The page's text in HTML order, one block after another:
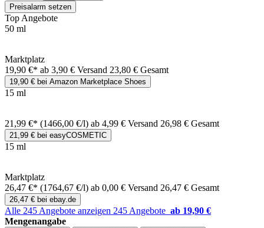
Preisalarm setzen
Top Angebote
50 ml
Marktplatz
19,90 €* ab 3,90 € Versand 23,80 € Gesamt
19,90 € bei Amazon Marketplace Shoes
15 ml
21,99 €* (1466,00 €/l) ab 4,99 € Versand 26,98 € Gesamt
21,99 € bei easyCOSMETIC
15 ml
Marktplatz
26,47 €* (1764,67 €/l) ab 0,00 € Versand 26,47 € Gesamt
26,47 € bei ebay.de
Alle 245 Angebote anzeigen 245 Angebote ab 19,90 €
Mengenangabe